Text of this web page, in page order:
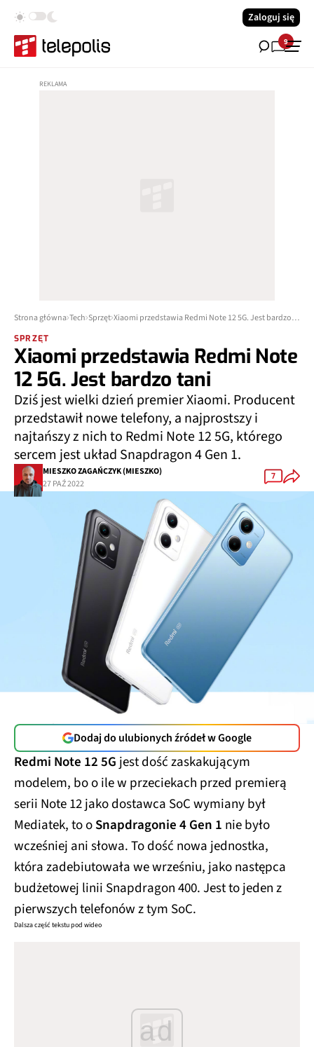
Zaloguj się
9
Strona główna Tech Sprzęt Xiaomi przedstawia Redmi Note 12 5G. Jest bardzo tani
SPRZĘT
Xiaomi przedstawia Redmi Note
12 5G. Jest bardzo tani
Dziś jest wielki dzień premier Xiaomi. Producent
przedstawił nowe telefony, a najprostszy i
najtańszy z nich to Redmi Note 12 5G, którego
sercem jest układ Snapdragon 4 Gen 1.
MIESZKO ZAGAŃCZYK (MIESZKO)
27 PAŹ 2022
7
Dodaj do ulubionych źródeł w Google
Redmi Note 12 5G jest dość zaskakującym
modelem, bo o ile w przeciekach przed premierą
serii Note 12 jako dostawca SoC wymiany był
Mediatek, to oSnapdragonie 4 Gen 1 nie było
wcześniej ani słowa. To dość nowa jednostka,
która zadebiutowała we wrześniu, jako następca
budżetowej linii Snapdragon 400. Jest to jeden z
pierwszych telefonów z tym SoC.
Dalsza część tekstu pod wideo
ad